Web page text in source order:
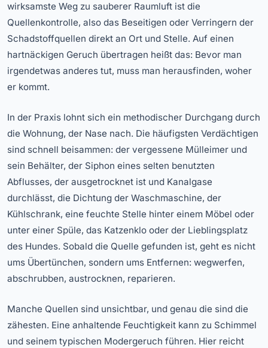
wirksamste Weg zu sauberer Raumluft ist die
Quellenkontrolle, also das Beseitigen oder Verringern der
Schadstoffquellen direkt an Ort und Stelle. Auf einen
hartnäckigen Geruch übertragen heißt das: Bevor man
irgendetwas anderes tut, muss man herausfinden, woher
er kommt.
In der Praxis lohnt sich ein methodischer Durchgang durch
die Wohnung, der Nase nach. Die häufigsten Verdächtigen
sind schnell beisammen: der vergessene Mülleimer und
sein Behälter, der Siphon eines selten benutzten
Abflusses, der ausgetrocknet ist und Kanalgase
durchlässt, die Dichtung der Waschmaschine, der
Kühlschrank, eine feuchte Stelle hinter einem Möbel oder
unter einer Spüle, das Katzenklo oder der Lieblingsplatz
des Hundes. Sobald die Quelle gefunden ist, geht es nicht
ums Übertünchen, sondern ums Entfernen: wegwerfen,
abschrubben, austrocknen, reparieren.
Manche Quellen sind unsichtbar, und genau die sind die
zähesten. Eine anhaltende Feuchtigkeit kann zu Schimmel
und seinem typischen Modergeruch führen. Hier reicht